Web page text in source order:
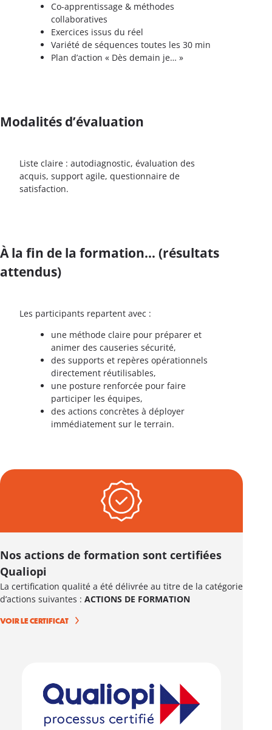
Co-apprentissage & méthodes
collaboratives
Exercices issus du réel
Variété de séquences toutes les 30 min
Plan d’action « Dès demain je… »
Modalités d’évaluation
Liste claire : autodiagnostic, évaluation des
acquis, support agile, questionnaire de
satisfaction.
À la fin de la formation… (résultats
attendus)
Les participants repartent avec :
une méthode claire pour préparer et
animer des causeries sécurité,
des supports et repères opérationnels
directement réutilisables,
une posture renforcée pour faire
participer les équipes,
des actions concrètes à déployer
immédiatement sur le terrain.
Nos actions de formation sont certifiées
Qualiopi
La certification qualité a été délivrée au titre de la catégorie
d’actions suivantes : ACTIONS DE FORMATION
VOIR LE CERTIFICAT